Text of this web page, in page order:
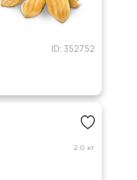
ID: 352752
2.0 кг